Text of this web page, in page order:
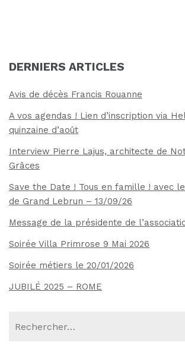
DERNIERS ARTICLES
Avis de décès Francis Rouanne
A vos agendas ! Lien d’inscription via
quinzaine d’août
Interview Pierre Lajus, architecte de
Grâces
Save the Date ! Tous en famille ! avec
de Grand Lebrun – 13/09/26
Message de la présidente de
Soirée Villa Primrose 9 Mai 2026
Soirée métiers le 20/01/2026
JUBILÉ 2025 – ROME